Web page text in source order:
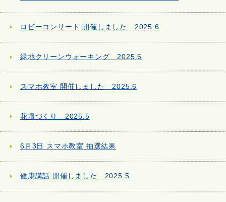
ロビーコンサート 開催しました 2025.6
緑地クリーンウォーキング 2025.6
スマホ教室 開催しました 2025.6
花壇づくり 2025.5
6月3日 スマホ教室 抽選結果
健康講話 開催しました 2025.5